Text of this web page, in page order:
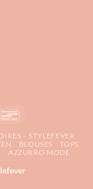
– STYLEFEVER
BLOUSES
TOPS
AZZURRO MODE